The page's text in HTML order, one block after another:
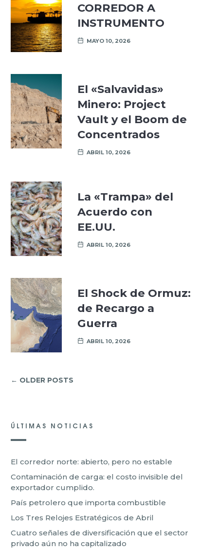
CORREDOR A
INSTRUMENTO
MAYO 10, 2026
El «Salvavidas»
Minero: Project
Vault y el Boom de
Concentrados
ABRIL 10, 2026
La «Trampa» del
Acuerdo con
EE.UU.
ABRIL 10, 2026
El Shock de Ormuz:
de Recargo a
Guerra
ABRIL 10, 2026
← OLDER POSTS
ÚLTIMAS NOTICIAS
El corredor norte: abierto, pero no estable
Contaminación de carga: el costo invisible del
exportador cumplido.
País petrolero que importa combustible
Los Tres Relojes Estratégicos de Abril
Cuatro señales de diversificación que el sector
privado aún no ha capitalizado